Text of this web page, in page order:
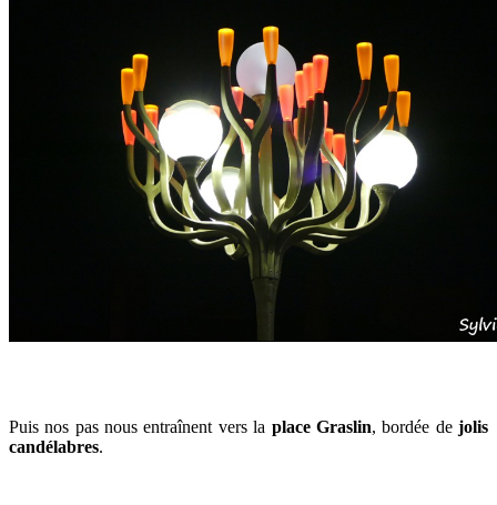
Puis nos pas nous entraînent vers la place Graslin, bordée dejolis
candélabres.